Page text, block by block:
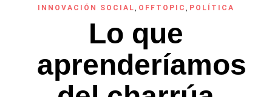
INNOVACIÓN SOCIAL, OFFTOPIC , POLÍTICA
Lo que
aprenderíamos